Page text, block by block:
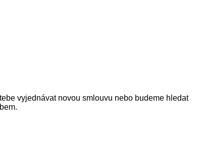
vyjednávat novou smlouvu nebo budeme hledat